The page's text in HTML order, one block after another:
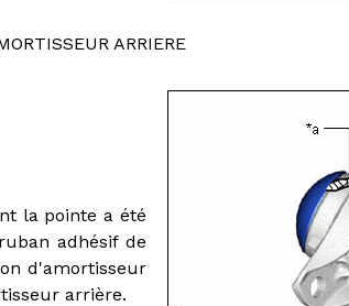
ARRIERE
la pointe a été
adhésif de
d'amortisseur
arrière.